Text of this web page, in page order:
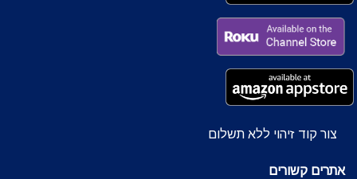
צור קוד זיהוי ללא תשלום
אתרים קשורים